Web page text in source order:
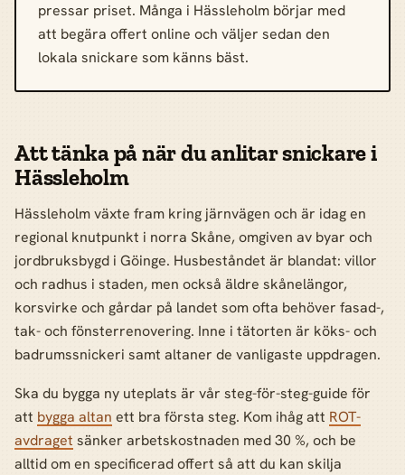
pressar priset. Många i Hässleholm börjar med
att begära offert online och väljer sedan den
lokala snickare som känns bäst.
Att tänka på när du anlitar snickare i
Hässleholm
Hässleholm växte fram kring järnvägen och är idag en
regional knutpunkt i norra Skåne, omgiven av byar och
jordbruksbygd i Göinge. Husbeståndet är blandat: villor
och radhus i staden, men också äldre skånelängor,
korsvirke och gårdar på landet som ofta behöver fasad-,
tak- och fönsterrenovering. Inne i tätorten är köks- och
badrumssnickeri samt altaner de vanligaste uppdragen.
Ska du bygga ny uteplats är vår steg-för-steg-guide för
att bygga altan ett bra första steg. Kom ihåg att ROT-
avdraget sänker arbetskostnaden med 30 %, och be
alltid om en specificerad offert så att du kan skilja